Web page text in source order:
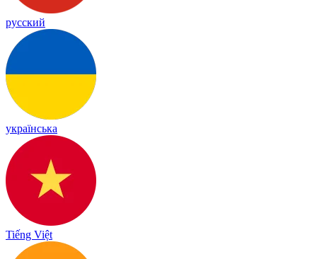
русский
українська
Tiếng Việt